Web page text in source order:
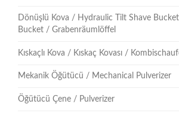
Dönüşlü Kova / Hydraulic Tilt Shave
Bucket / Grabenräumlöffel
Kıskaçlı Kova / Kıskaç Kovası /
Mekanik Öğütücü / Mechanical Pulverizer
Öğütücü Çene / Pulverizer